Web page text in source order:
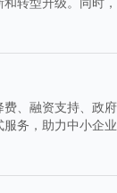
、融资支持、政
务，助力中小企